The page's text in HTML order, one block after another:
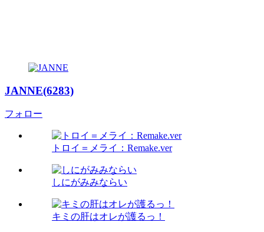
JANNE(6283)
フォロー
トロイ＝メライ：Remake.ver
しにがみみならい
キミの肝はオレが護るっ！